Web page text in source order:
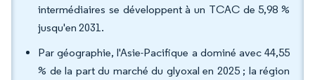
intermédiaires se développent à un TCAC de 5,98 %
jusqu'en 2031.
Par géographie, l'Asie-Pacifique a dominé avec 44,55
% de la part du marché du glyoxal en 2025 ; la région